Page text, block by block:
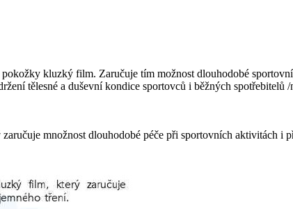
kluzký film. Zaručuje tím možnost dlouhodobé sportovní,
tělesné a duševní kondice sportovců i běžných spotřebitelů /
množnost dlouhodobé péče při sportovních aktivitách i